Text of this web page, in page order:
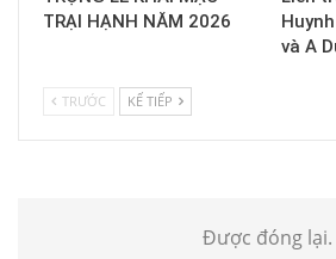
TRẠI HẠNH NĂM 2026
và A
TRƯỚC KẾ TIẾP
Được đóng lại.